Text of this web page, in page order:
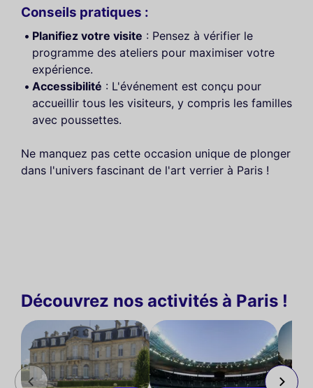
Conseils pratiques :
Planifiez votre visite : Pensez à vérifier le
programme des ateliers pour maximiser votre
expérience.
Accessibilité : L'événement est conçu pour
accueillir tous les visiteurs, y compris les familles
avec poussettes.
Ne manquez pas cette occasion unique de plonger
dans l'univers fascinant de l'art verrier à Paris !
Découvrez nos activités à Paris !